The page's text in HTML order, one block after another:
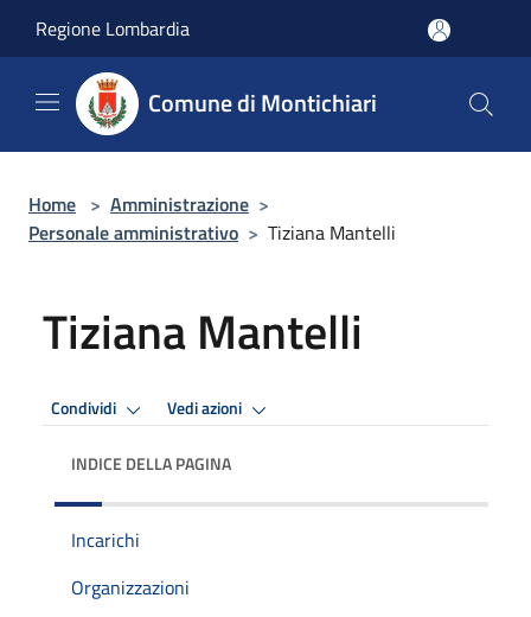
Regione Lombardia
Comune di Montichiari
Home > Amministrazione >
Personale amministrativo > Tiziana Mantelli
Tiziana Mantelli
Condividi Vedi azioni
INDICE DELLA PAGINA
Incarichi
Organizzazioni